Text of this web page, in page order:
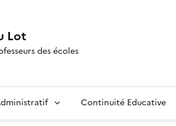
Lot
des écoles
Continuité Educative